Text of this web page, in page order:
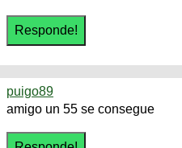
puigo89
amigo un 55 se consegue